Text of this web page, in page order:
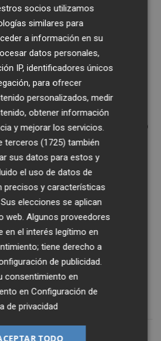
otro gobernador de la
sucesores de
del banco central,
en que deben
de interés en la reunión
y continuar haciéndolo
meses en hasta 150
el oro y el dólar
teoría clásica, una
ya que cuando baja el
necesarios más
lingotes. Por el
monetaria más dura
del metal.
socios utilizamos
similares para
a información en su
datos personales,
IP, identificadores únicos
para ofrecer
personalizados, medir
obtener información
y mejorar los servicios.
terceros (1725) también
sus datos para estos y
el uso de datos de
precisos y características
elecciones se aplican
web. Algunos proveedores
en el interés legítimo en
tiene derecho a
de publicidad.
consentimiento en
enConfiguración de
de privacidad
TODO